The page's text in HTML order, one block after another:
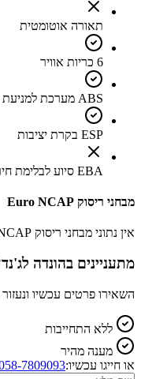
תאורה אוטומטית
6 כריות אוויר
ABS מערכת למניעת נעילת גלגלים
ESP בקרת יציבות
EBA סיוע לבלימת חירום
מבחני ריסוק Euro NCAP
אין נתוני מבחני ריסוק Euro NCAP לדגם זה
מתעניינים בהונדה לג'נד
השאירו פרטים עכשיו
ללא התחייבות
מענה מהיר
או חייגו עכשיו:7809093